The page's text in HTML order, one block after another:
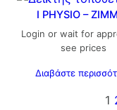
I PHYSIO –
Login or wait for
see prices
Διαβάστε
1